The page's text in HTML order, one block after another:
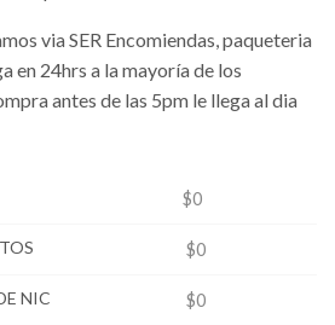
via SER Encomiendas, paqueteria
en 24hrs a la mayoría de los
antes de las 5pm le llega al dia
$0
$0
NIC $0